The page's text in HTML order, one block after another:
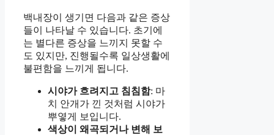
백내장이 생기면 다음과 같은 증상
들이 나타날 수 있습니다. 초기에
는 별다른 증상을 느끼지 못할 수
도 있지만, 진행될수록 일상생활에
불편함을 느끼게 됩니다.
시야가 흐려지고 침침함: 마
치 안개가 낀 것처럼 시야가
뿌옇게 보입니다.
색상이 왜곡되거나 변해 보